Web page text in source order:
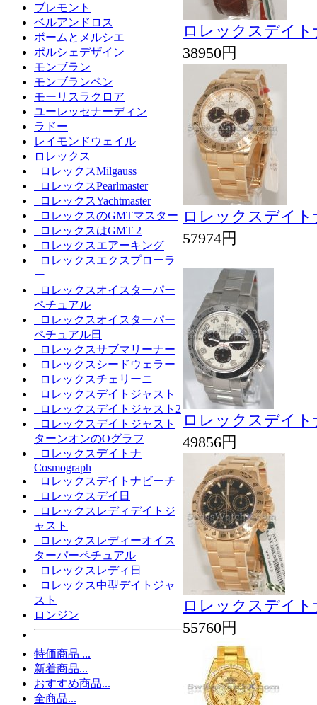
ブレモント
ベルアンドロス
ボームとメルシエ
ポルシェデザイン
モンブラン
モンブランペン
モーリスラクロア
ユーレッセナーディン
ラドー
レイモンドウェイル
ロレックス
ロレックスMilgauss
ロレックスPearlmaster
ロレックスYachtmaster
ロレックスのGMTマスター
ロレックスはGMT 2
ロレックスエアーキング
ロレックスエクスプローラ
ー
ロレックスオイスターパー
ペチュアル
ロレックスオイスターパー
ペチュアル日
ロレックスサブマリーナー
ロレックスシードウェラー
ロレックスチェリーニ
ロレックスデイトジャスト
ロレックスデイトジャスト2
ロレックスデイトジャスト
ターンオンのOグラフ
ロレックスデイトナ
Cosmograph
ロレックスデイトナビーチ
ロレックスデイ日
ロレックスレディデイトジ
ャスト
ロレックスレディーオイス
ターパーペチュアル
ロレックスレディ日
ロレックス中型デイトジャ
スト
ロンジン
特価商品 ...
新着商品...
おすすめ商品...
全商品...
ロレックスデイト
38950円
ロレックスデイト
57974円
ロレックスデイト
49856円
ロレックスデイト
55760円